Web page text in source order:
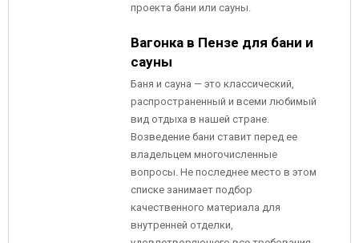
проекта бани или сауны.
Вагонка в Пензе для бани и
сауны
Баня и сауна — это классический,
распространенный и всеми любимый
вид отдыха в нашей стране.
Возведение бани ставит перед ее
владельцем многочисленные
вопросы. Не последнее место в этом
списке занимает подбор
качественного материала для
внутренней отделки,